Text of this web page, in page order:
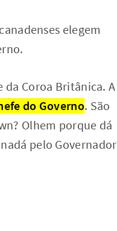
elegem
da Coroa Britânica. A
do Governo. São
Olhem porque dá
pelo Governador